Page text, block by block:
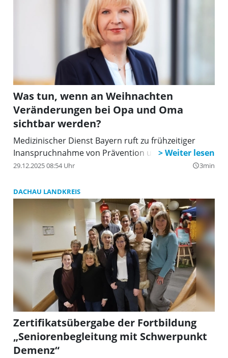
Was tun, wenn an Weihnachten
Veränderungen bei Opa und Oma
sichtbar werden?
Medizinischer Dienst Bayern ruft zu frühzeitiger
Inanspruchnahme von Prävention und Beratung auf
29.12.2025 08:54 Uhr query_builder3min
DACHAU LANDKREIS
Zertifikatsübergabe der Fortbildung
„Seniorenbegleitung mit Schwerpunkt
Demenz“